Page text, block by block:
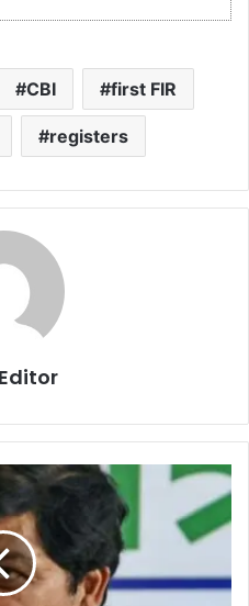
CBI first FIR
registers